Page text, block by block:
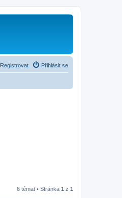
Přihlásit se
Registrovat
6 témat • Stránka 1 z 1